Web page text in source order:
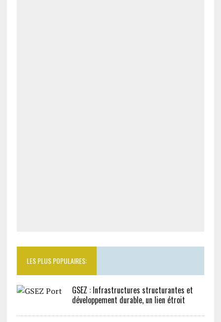
LES PLUS POPULAIRES:
GSEZ : Infrastructures structurantes et
développement durable, un lien étroit